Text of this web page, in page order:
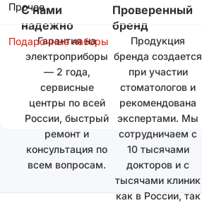
Прочее
Подарочные наборы
С нами
надежно
Гарантия на
электроприборы
— 2 года,
сервисные
центры по всей
России, быстрый
ремонт и
консультация по
всем вопросам.
Проверенный
бренд
Продукция
бренда создается
при участии
стоматологов и
рекомендована
экспертами. Мы
сотрудничаем с
10 тысячами
докторов и с
тысячами клиник
как в России, так